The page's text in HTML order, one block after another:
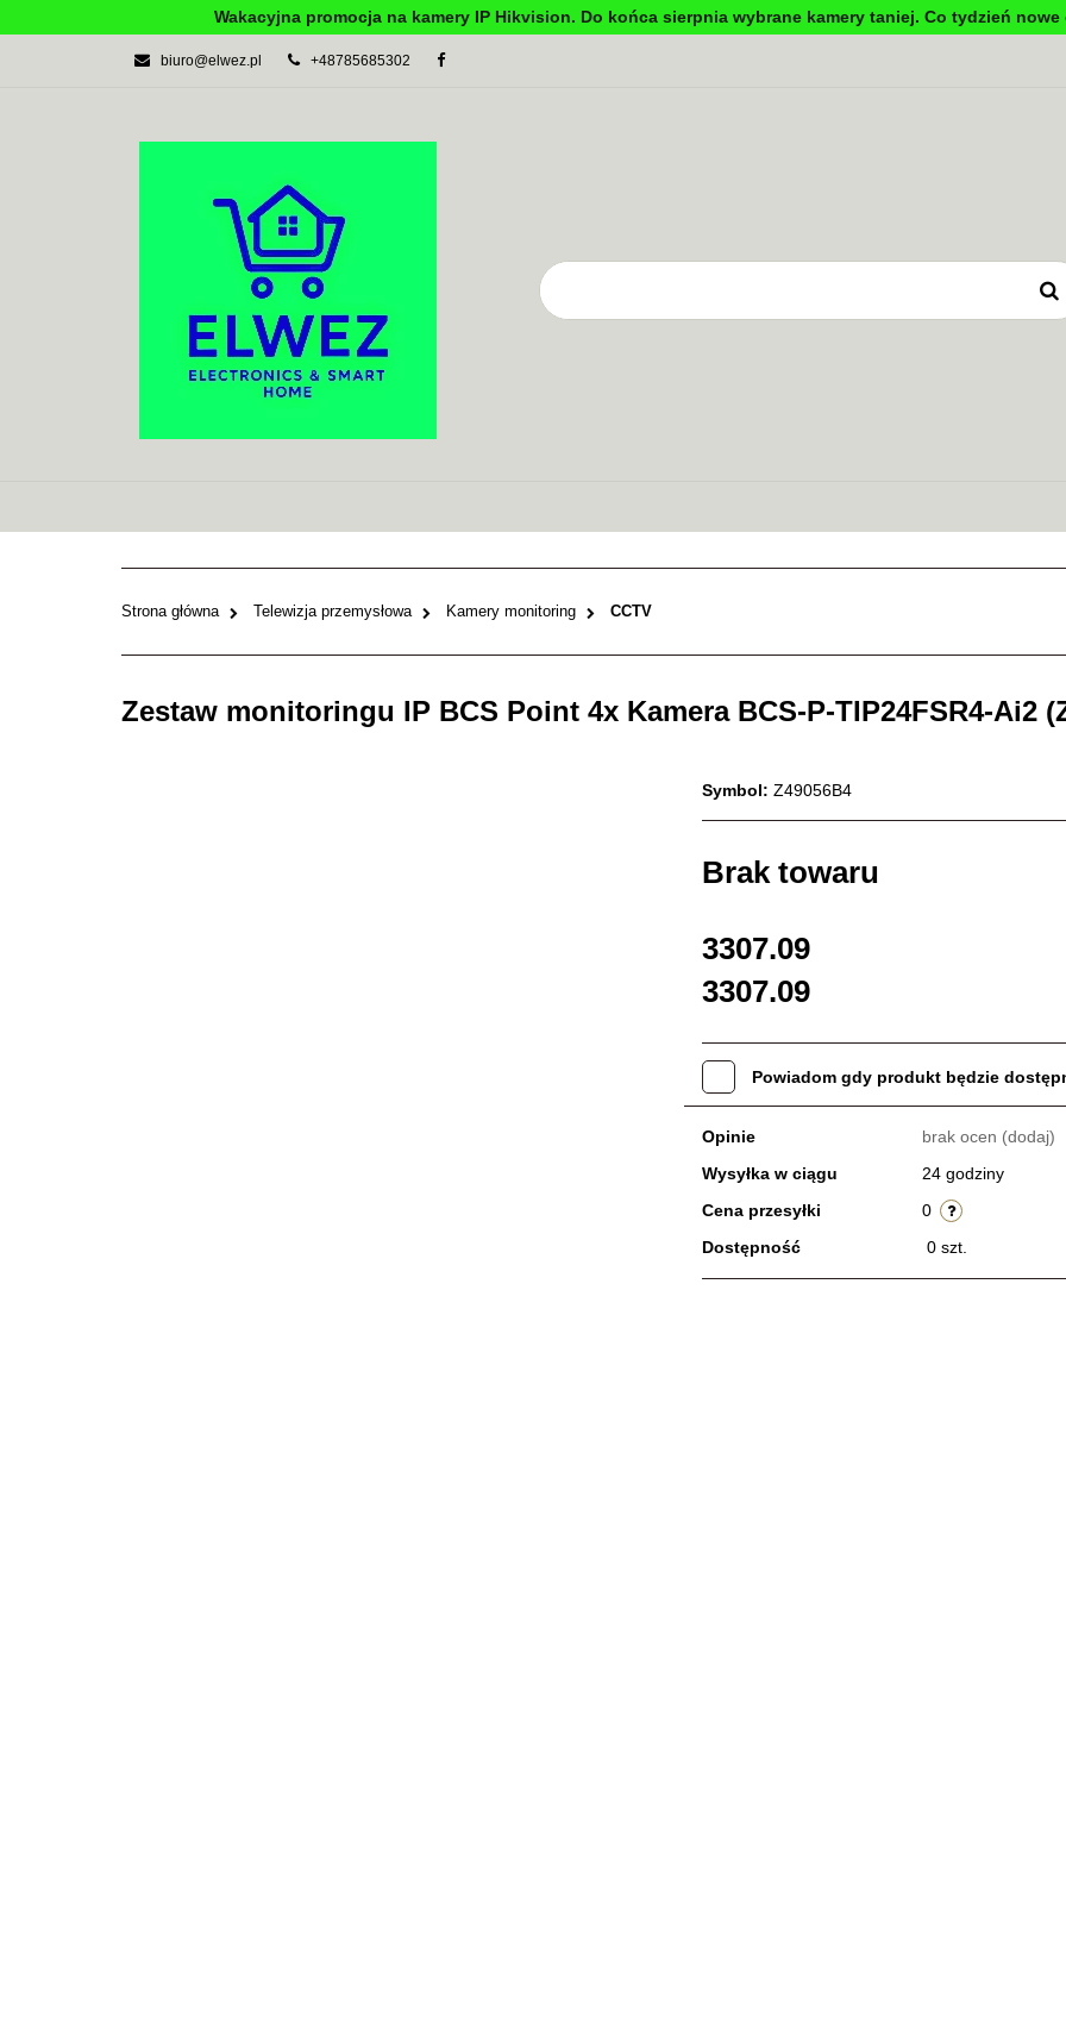
Wakacyjna promocja na kamery IP Hikvision. Do końca sierpnia wybrane kamery taniej. Co tydzień
biuro@elwez.pl +48785685302
AUTOMATYKA BUDYNKOWA
Strona główna Telewizja przemysłowa Kamery monitoring CCTV
Zestaw monitoringu IP BCS Point 4x Kamera BCS-P-TIP24FSR4-Ai2
Symbol: Z49056B4
Brak towaru
3307.09
3307.09
Powiadom gdy produkt będzie
Opinie brak ocen (dodaj)
Wysyłka w ciągu
24 godziny
Cena przesyłki
0
Dostępność
0 szt.